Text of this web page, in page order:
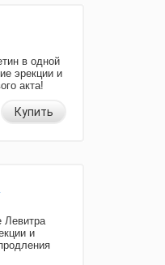
в одной
эрекции и
акта!
Купить
Левитра
и